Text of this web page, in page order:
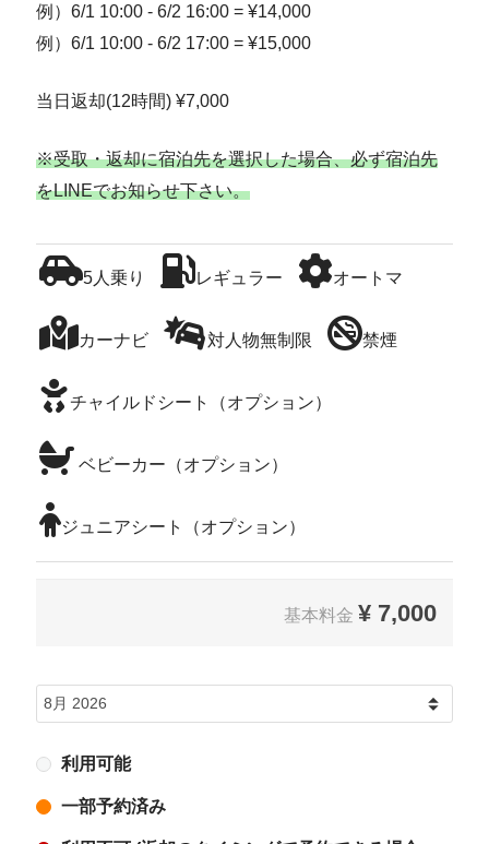
例）6/1 10:00 - 6/2 16:00 = ¥14,000
例）6/1 10:00 - 6/2 17:00 = ¥15,000
当日返却(12時間) ¥7,000
※受取・返却に宿泊先を選択した場合、必ず宿泊先
をLINEでお知らせ下さい。
5人乗り レギュラー オートマ
カーナビ 対人物無制限 禁煙
チャイルドシート（オプション）
ベビーカー（オプション）
ジュニアシート（オプション）
基本料金 ¥ 7,000
利用可能
一部予約済み